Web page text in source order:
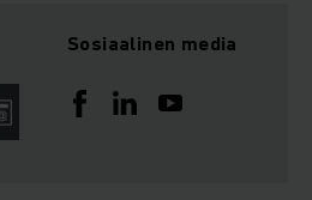
Sosiaalinen media